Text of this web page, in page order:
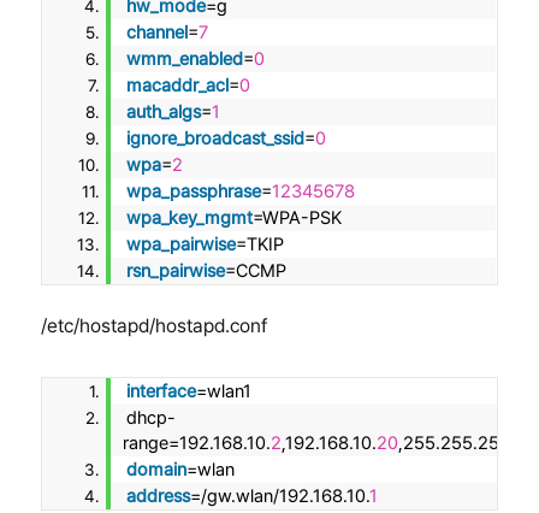
hw_mode=g
channel=7
wmm_enabled=0
macaddr_acl =0
auth_algs=1
ignore_broadcast_ssid=0
wpa=2
wpa_passphrase=12345678
wpa_key_mgmt=WPA-PSK
wpa_pairwise=TKIP
rsn_pairwise=CCMP
/etc/hostapd/hostapd.conf
interface=wlan1
dhcp-
range=192.168.10.2,192.168.10.20,255.255.255.
domain=wlan
address=/gw.wlan/192.168.10.1